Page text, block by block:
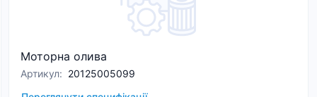
Моторна олива
Артикул: 20125005099